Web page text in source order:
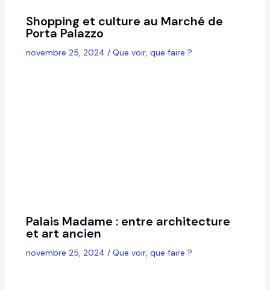
Shopping et culture au Marché de
Porta Palazzo
novembre 25, 2024 / Que voir, que faire ?
Palais Madame : entre architecture
et art ancien
novembre 25, 2024 / Que voir, que faire ?